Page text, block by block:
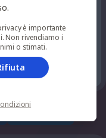
nuvoloso
nuvoloso
è importante
Non rivendiamo i
o stimati.